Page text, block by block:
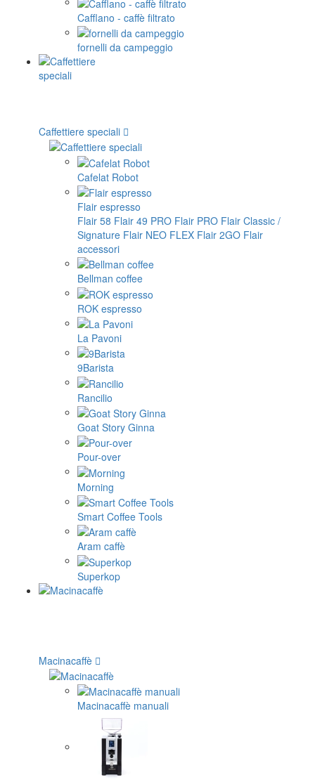
Cafflano - caffè filtrato
fornelli da campeggio
Caffettiere speciali
Cafelat Robot
Flair espresso
Flair 58 Flair 49 PRO Flair PRO Flair Classic /
Signature Flair NEO FLEX Flair 2GO Flair
accessori
Bellman coffee
ROK espresso
La Pavoni
9Barista
Rancilio
Goat Story Ginna
Pour-over
Morning
Smart Coffee Tools
Aram caffè
Superkop
Macinacaffè
Macinacaffè manuali